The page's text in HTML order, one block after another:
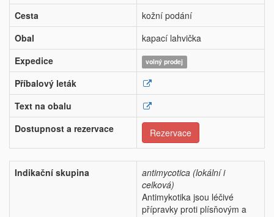
Cesta
kožní podání
Obal
kapací lahvička
Expedice
volný prodej
Příbalový leták
Text na obalu
Dostupnost a rezervace
Rezervace
Indikační skupina
antimycotica (lokální i
celková)
Antimykotika jsou léčivé
přípravky proti plísňovým a